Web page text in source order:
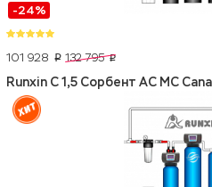
-24%
101 928 p 132 795 p
Runxin C 1,5 Сорбент АС МС